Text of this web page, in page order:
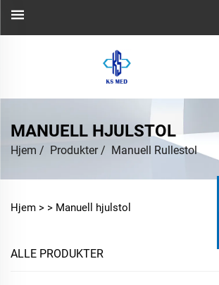
MANUELL HJULSTOL
Hjem / Produkter/ Manuell Rullestol
Hjem > > Manuell hjulstol
ALLE PRODUKTER